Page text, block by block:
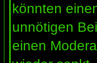
könnten
unnötigen
einen